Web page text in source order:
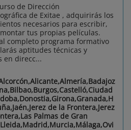
de Dirección
de Exitae , adquirirás los
necesarios para escribir,
tus propias películas.
completo programa formativo
aptitudes técnicas y
en direcc...
de la Frontera,Jerez
Palmas de Gran